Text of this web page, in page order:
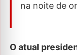
na noite de
O atual